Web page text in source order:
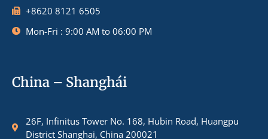
+8620 8121 6505
Mon-Fri : 9:00 AM to 06:00 PM
China – Shanghái
26F, Infinitus Tower No. 168, Hubin Road, Huangpu
District Shanghai, China 200021